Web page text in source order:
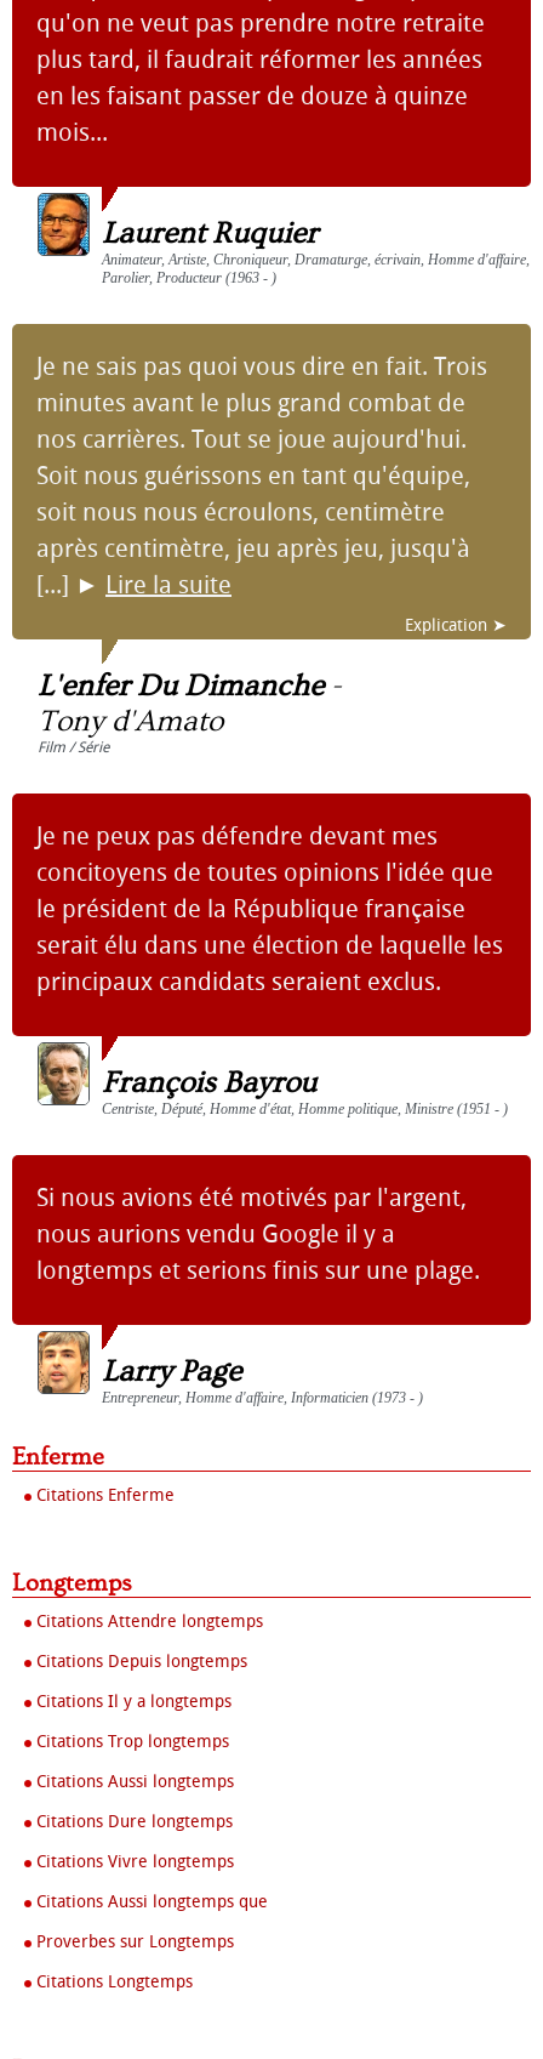
qu'on ne veut pas prendre notre retraite
plus tard, il faudrait réformer les années
en les faisant passer de douze à quinze
mois...
Laurent Ruquier
Animateur, Artiste, Chroniqueur, Dramaturge, écrivain, Homme d'affaire,
Parolier, Producteur (1963 - )
Je ne sais pas quoi vous dire en fait. Trois
minutes avant le plus grand combat de
nos carrières. Tout se joue aujourd'hui.
Soit nous guérissons en tant qu'équipe,
soit nous nous écroulons, centimètre
après centimètre, jeu après jeu, jusqu'à
[...] ► Lire la suite
Explication ➤
L'enfer Du Dimanche-
Tony d'Amato
Film / Série
Je ne peux pas défendre devant mes
concitoyens de toutes opinions l'idée que
le président de la République française
serait élu dans une élection de laquelle les
principaux candidats seraient exclus.
François Bayrou
Centriste, Député, Homme d'état, Homme politique, Ministre (1951 - )
Si nous avions été motivés par l'argent,
nous aurions vendu Google il y a
longtemps et serions finis sur une plage.
Larry Page
Entrepreneur, Homme d'affaire, Informaticien (1973 - )
Enferme
Citations Enferme
Longtemps
Citations Attendre longtemps
Citations Depuis longtemps
Citations Il y a longtemps
Citations Trop longtemps
Citations Aussi longtemps
Citations Dure longtemps
Citations Vivre longtemps
Citations Aussi longtemps que
Proverbes sur Longtemps
Citations Longtemps